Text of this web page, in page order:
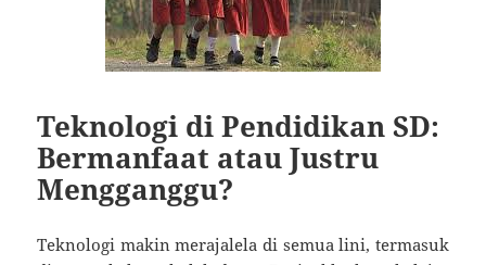
Teknologi di Pendidikan SD:
Bermanfaat atau Justru
Mengganggu?
Teknologi makin merajalela di semua lini, termasuk